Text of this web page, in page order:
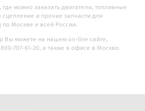
можно заказать двигатели, топливные
и прочие запчасти для
по Москве и всей России.
Вы можете на нашем on-line сайте,
707-61-20, а также в офисе в Москве.